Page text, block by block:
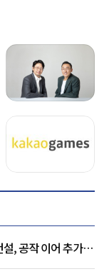
, 공작 이어 추가